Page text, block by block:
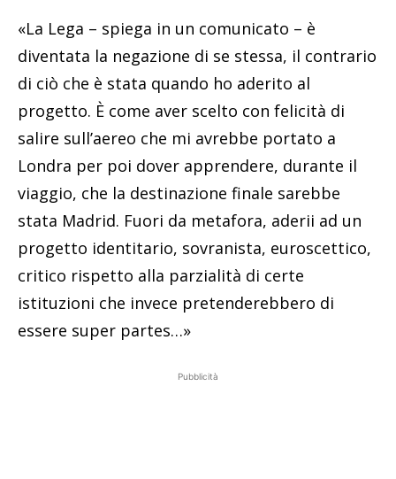
«La Lega – spiega in un comunicato – è
diventata la negazione di se stessa, il contrario
di ciò che è stata quando ho aderito al
progetto. È come aver scelto con felicità di
salire sull’aereo che mi avrebbe portato a
Londra per poi dover apprendere, durante il
viaggio, che la destinazione finale sarebbe
stata Madrid. Fuori da metafora, aderii ad un
progetto identitario, sovranista, euroscettico,
critico rispetto alla parzialità di certe
istituzioni che invece pretenderebbero di
essere super partes…»
Pubblicità